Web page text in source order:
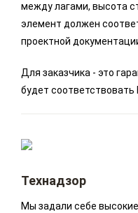
между лагами, высота
элемент должен
проектной
Для заказчика - это
будет
Технадзор
Мы задали себе